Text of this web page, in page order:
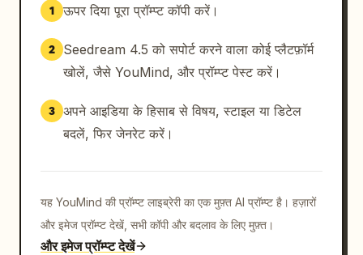
1 ऊपर दिया पूरा प्रॉम्प्ट कॉपी करें।
2
Seedream 4.5 को सपोर्ट करने वाला कोई प्लैटफ़ॉर्म
खोलें, जैसे YouMind, और प्रॉम्प्ट पेस्ट करें।
3 अपने आइडिया के हिसाब से विषय, स्टाइल या डिटेल
बदलें, फिर जेनरेट करें।
यह YouMind की प्रॉम्प्ट लाइब्रेरी का एक मुफ़्त AI प्रॉम्प्ट है। हज़ारों
और इमेज प्रॉम्प्ट देखें, सभी कॉपी और बदलाव के लिए मुफ़्त।
और इमेज प्रॉम्प्ट देखें